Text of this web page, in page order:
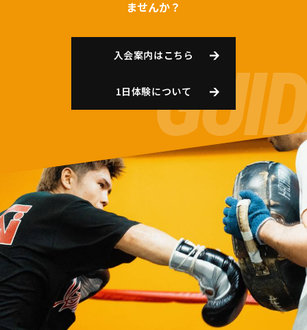
ませんか？
入会案内はこちら
1日体験について